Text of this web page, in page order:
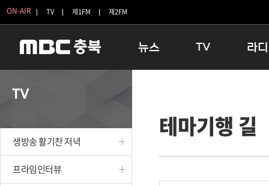
ON-AIR TV 제1FM 제2FM
뉴스
보은
TV
인생내컷
테마기행 길
시청자 FLEX
라
16:00
우리 고
TV
생방송 활기찬 저녁
프라임인터뷰
테마기행 길